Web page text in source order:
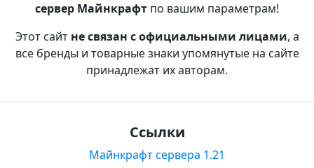
сервер Майнкрафт по вашим параметрам!
Этот сайт не связан с официальными лицами, а
все бренды и товарные знаки упомянутые на сайте
принадлежат их авторам.
Ссылки
Майнкрафт сервера 1.21